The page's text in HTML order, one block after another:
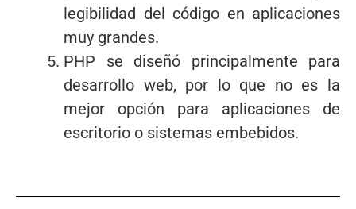
legibilidad del código en aplicaciones
muy grandes.
PHP se diseñó principalmente para
desarrollo web, por lo que no es la
mejor opción para aplicaciones de
escritorio o sistemas embebidos.